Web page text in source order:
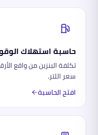
حاسبة استهلاك
تكلفة البنزين من واقع
سعر اللتر.
افتح الحاسبة